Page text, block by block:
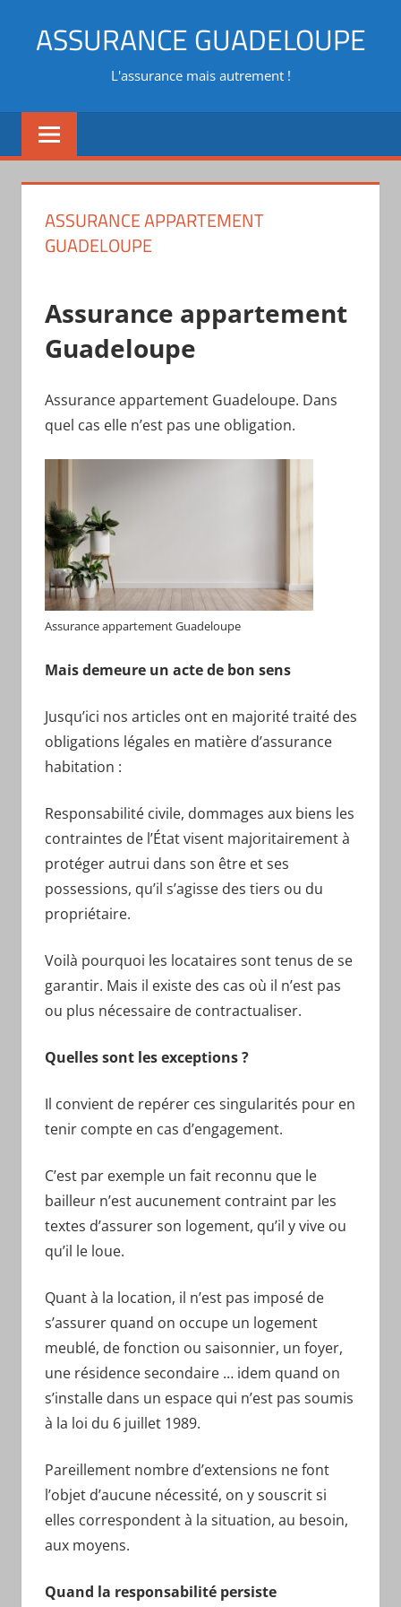
ASSURANCE GUADELOUPE
L'assurance mais autrement !
ASSURANCE APPARTEMENT
GUADELOUPE
Assurance appartement
Guadeloupe
Assurance appartement Guadeloupe. Dans
quel cas elle n’est pas une obligation.
Assurance appartement Guadeloupe
Mais demeure un acte de bon sens
Jusqu’ici nos articles ont en majorité traité des
obligations légales en matière d’assurance
habitation :
Responsabilité civile, dommages aux biens les
contraintes de l’État visent majoritairement à
protéger autrui dans son être et ses
possessions, qu’il s’agisse des tiers ou du
propriétaire.
Voilà pourquoi les locataires sont tenus de se
garantir. Mais il existe des cas où il n’est pas
ou plus nécessaire de contractualiser.
Quelles sont les exceptions ?
Il convient de repérer ces singularités pour en
tenir compte en cas d’engagement.
C’est par exemple un fait reconnu que le
bailleur n’est aucunement contraint par les
textes d’assurer son logement, qu’il y vive ou
qu’il le loue.
Quant à la location, il n’est pas imposé de
s’assurer quand on occupe un logement
meublé, de fonction ou saisonnier, un foyer,
une résidence secondaire … idem quand on
s’installe dans un espace qui n’est pas soumis
à la loi du 6 juillet 1989.
Pareillement nombre d’extensions ne font
l’objet d’aucune nécessité, on y souscrit si
elles correspondent à la situation, au besoin,
aux moyens.
Quand la responsabilité persiste